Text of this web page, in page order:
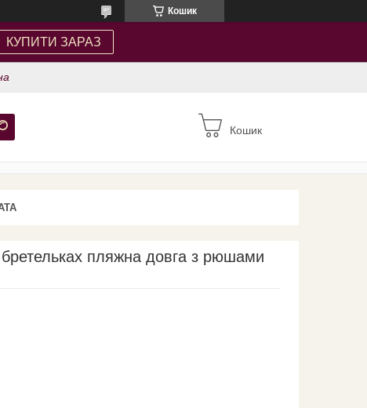
Кошик
КУПИТИ ЗАРАЗ
Кошик
пляжна довга з рюшами